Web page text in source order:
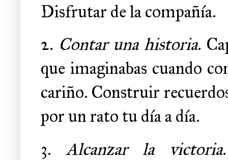
Disfrutar de la compañía.
2. Contar una historia.
que imaginabas cuando
cariño. Construir
por un rato tu día a día.
3.Alcanzar la victoria.